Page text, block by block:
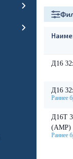
Д16
Д16
Д16Т
(АМР)